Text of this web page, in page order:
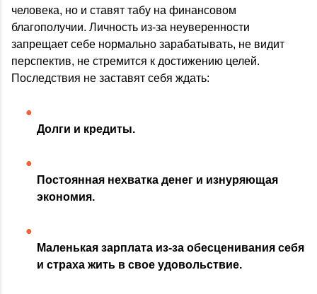
человека, но и ставят табу на финансовом
благополучии. Личность из-за неуверенности
запрещает себе нормально зарабатывать, не видит
перспектив, не стремится к достижению целей.
Последствия не заставят себя ждать:
Долги и кредиты.
Постоянная нехватка денег и изнуряющая
экономия.
Маленькая зарплата из-за обесценивания себя
и страха жить в свое удовольствие.